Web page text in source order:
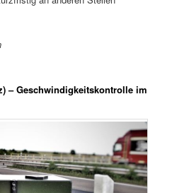
– Geschwindigkeitskontrolle im